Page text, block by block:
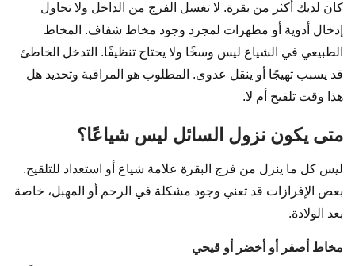
كان لديك أكثر من بقرة. لا تغسل الفرج من الداخل ولا تحاول
إدخال أدوية أو مطهرات لمجرد وجود مخاط شفاف. المخاط
الطبيعي في الشياع ليس وسخًا ولا يحتاج تنظيفًا. التدخل الخاطئ
قد يسبب تهيجًا أو ينقل عدوى. المطلوب هو المراقبة وتحديد هل
هذا وقت تلقيح أم لا.
متى يكون نزول السائل ليس شياعًا؟
ليس كل ما ينزل من فرج البقرة علامة شياع أو استعداد للتلقيح.
بعض الإفرازات قد تعني وجود مشكلة في الرحم أو المهبل، خاصة
بعد الولادة.
مخاط أصفر أو أخضر أو قيحي